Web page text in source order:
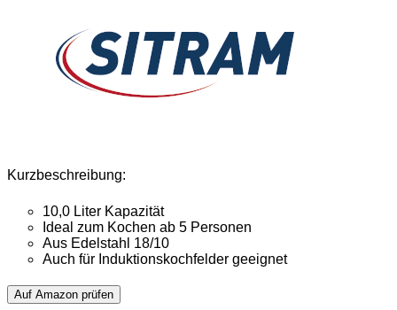
Kurzbeschreibung:
10,0 Liter Kapazität
Ideal zum Kochen ab 5 Personen
Aus Edelstahl 18/10
Auch für Induktionskochfelder geeignet
Auf Amazon prüfen